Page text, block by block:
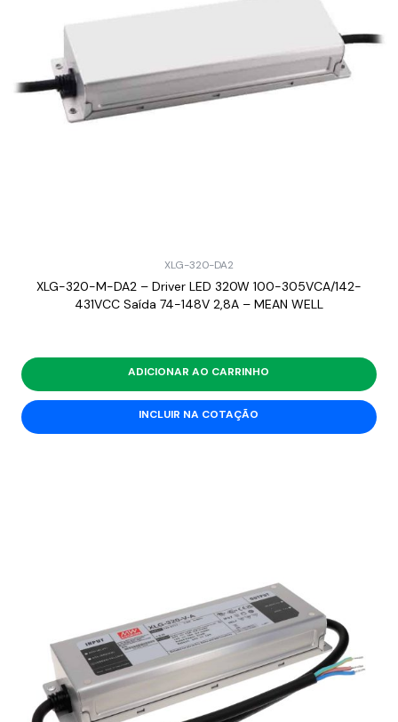
XLG-320-DA2
XLG-320-M-DA2 – Driver LED 320W 100-305VCA/142-
431VCC Saída 74-148V 2,8A – MEAN WELL
ADICIONAR AO CARRINHO
INCLUIR NA COTAÇÃO